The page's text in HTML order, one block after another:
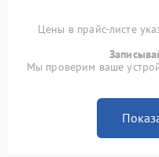
Цены в прайс-листе
Мы проверим ваше